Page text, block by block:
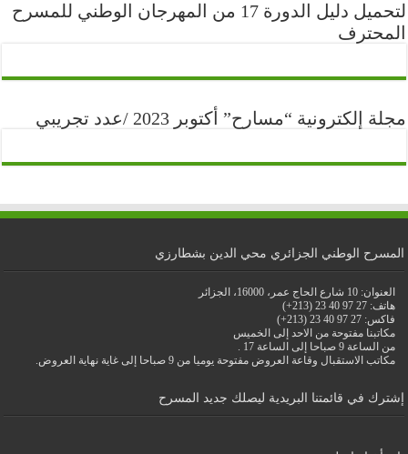
لتحميل دليل الدورة 17 من المهرجان الوطني للمسرح
المحترف
مجلة إلكترونية “مسارح” أكتوبر 2023 /عدد تجريبي
المسرح الوطني الجزائري محي الدين بشطارزي
العنوان: 10 شارع الحاج عمر، 16000، الجزائر
هاتف: 27 97 40 23 (213+)
فاكس: 27 97 40 23 (213+)
مكاتبنا مفتوحة من الاحد إلى الخميس
من الساعة 9 صباحا إلى الساعة 17 .
مكاتب الاستقبال وقاعة العروض مفتوحة يوميا من 9 صباحا إلى غاية نهاية العروض.
إشترك في قائمتنا البريدية ليصلك جديد المسرح